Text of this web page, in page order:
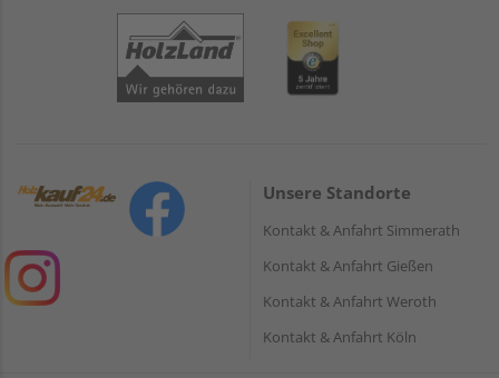
Unsere Standorte
Kontakt & Anfahrt Simmerath
Kontakt & Anfahrt Gießen
Kontakt & Anfahrt Weroth
Kontakt & Anfahrt Köln